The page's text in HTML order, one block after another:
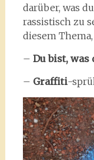
darüber, was
rassistisch zu
diesem Thema,
– Du bist, was
– Graffiti-